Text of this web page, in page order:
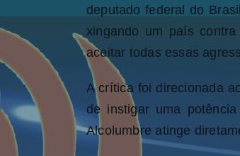
deputado federal do
xingando um país
aceitar todas essas
A crítica foi direcionada
de instigar uma
Alcolumbre atinge